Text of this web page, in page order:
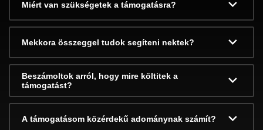
Miért van szükségetek a támogatásra?
Mekkora összeggel tudok segíteni nektek?
Beszámoltok arról, hogy mire költitek a
támogatást?
A támogatásom közérdekű adománynak számít?